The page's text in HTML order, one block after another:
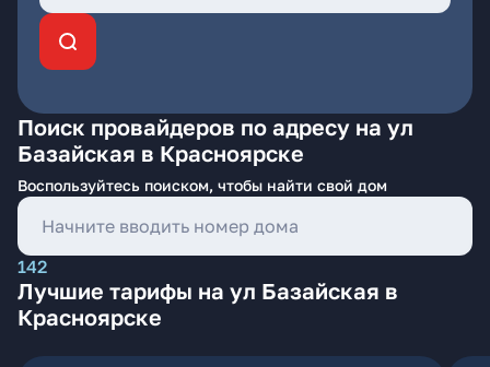
Поиск провайдеров по адресу на ул
Базайская в Красноярске
Воспользуйтесь поиском, чтобы найти свой дом
142
Лучшие тарифы на ул Базайская в
Красноярске